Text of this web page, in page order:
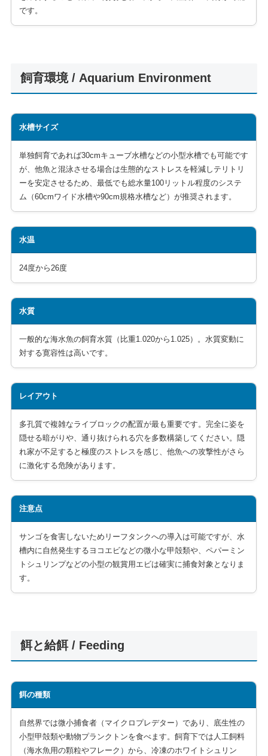
です。
飼育環境 / Aquarium Environment
水槽サイズ
単独飼育であれば30cmキューブ水槽などの小型水槽でも可能です
が、他魚と混泳させる場合は生態的なストレスを軽減しテリトリ
ーを安定させるため、最低でも総水量100リットル程度のシステ
ム（60cmワイド水槽や90cm規格水槽など）が推奨されます。
水温
24度から26度
水質
一般的な海水魚の飼育水質（比重1.020から1.025）。水質変動に
対する寛容性は高いです。
レイアウト
多孔質で複雑なライブロックの配置が最も重要です。完全に姿を
隠せる暗がりや、通り抜けられる穴を多数構築してください。隠
れ家が不足すると極度のストレスを感じ、他魚への攻撃性がさら
に激化する危険があります。
注意点
サンゴを食害しないためリーフタンクへの導入は可能ですが、水
槽内に自然発生するヨコエビなどの微小な甲殻類や、ペパーミン
トシュリンプなどの小型の観賞用エビは確実に捕食対象となりま
す。
餌と給餌 / Feeding
餌の種類
自然界では微小捕食者（マイクロプレデター）であり、底生性の
小型甲殻類や動物プランクトンを食べます。飼育下では人工飼料
（海水魚用の顆粒やフレーク）から、冷凍のホワイトシュリン